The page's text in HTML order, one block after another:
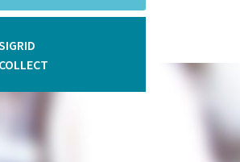
COLLECT